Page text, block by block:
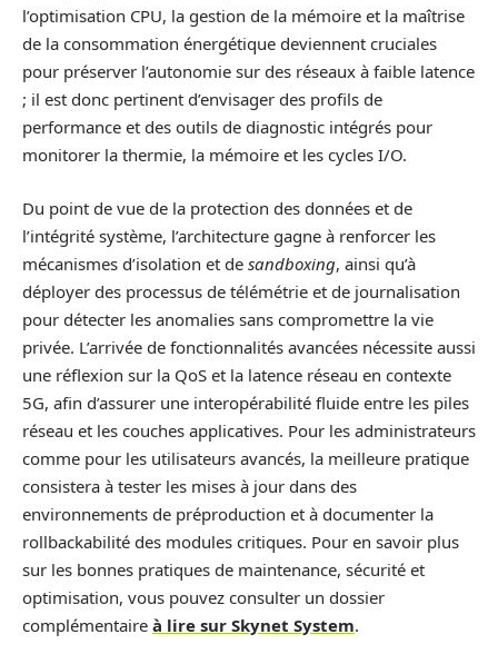
l’optimisation CPU, la gestion de la mémoire et la maîtrise
de la consommation énergétique deviennent cruciales
pour préserver l’autonomie sur des réseaux à faible latence
; il est donc pertinent d’envisager des profils de
performance et des outils de diagnostic intégrés pour
monitorer la thermie, la mémoire et les cycles I/O.
Du point de vue de la protection des données et de
l’intégrité système, l’architecture gagne à renforcer les
mécanismes d’isolation et de sandboxing, ainsi qu’à
déployer des processus de télémétrie et de journalisation
pour détecter les anomalies sans compromettre la vie
privée. L’arrivée de fonctionnalités avancées nécessite aussi
une réflexion sur la QoS et la latence réseau en contexte
5G, afin d’assurer une interopérabilité fluide entre les piles
réseau et les couches applicatives. Pour les administrateurs
comme pour les utilisateurs avancés, la meilleure pratique
consistera à tester les mises à jour dans des
environnements de préproduction et à documenter la
rollbackabilité des modules critiques. Pour en savoir plus
sur les bonnes pratiques de maintenance, sécurité et
optimisation, vous pouvez consulter un dossier
complémentaire à lire sur Skynet System.